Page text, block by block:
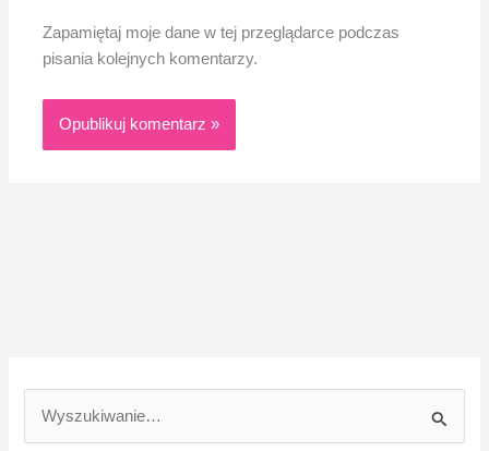
Zapamiętaj moje dane w tej przeglądarce podczas
pisania kolejnych komentarzy.